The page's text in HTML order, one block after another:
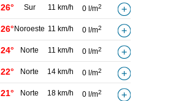
26° Sur 11 km/h 0 l/m2
26° Noroeste 11 km/h 0 l/m2
24° Norte 11 km/h 0 l/m2
22° Norte 14 km/h 0 l/m2
21° Norte 18 km/h 0 l/m2